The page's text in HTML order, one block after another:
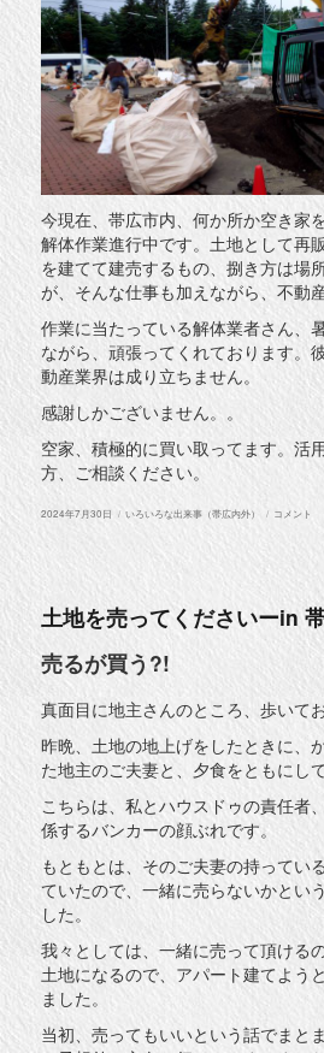
今現在、帯広市内、何か所か空き家
解体作業進行中です。土地として再
を建てて建売するもの、捌き方は場
が、そんな仕事も加えながら、不動
作業に当たっている解体業者さん、
ながら、頑張ってくれております。
動産業界は成り立ちません。
感謝しかございません。。
空家、積極的に買い取ってます。活
方、ご相談ください。
投
2024年7月30日
カ
いろいろな出来事（帯広内外）
解
コメント
土地を売ってくださいーin
売るが買う?!
真面目に地主さんのところ、歩いて
昨晩、土地の地上げをしたときに、
た地主のご夫妻と、夕食をともにし
こちらは、私とハウスドゥの責任者
係するバンカーの顔ぶれです。
もともとは、そのご夫妻の持ってい
ていたので、一緒に売らないかとい
した。
我々としては、一緒に売って頂ける
土地になるので、アパート建てよう
ました。
当初、売ってもいいという話でまと